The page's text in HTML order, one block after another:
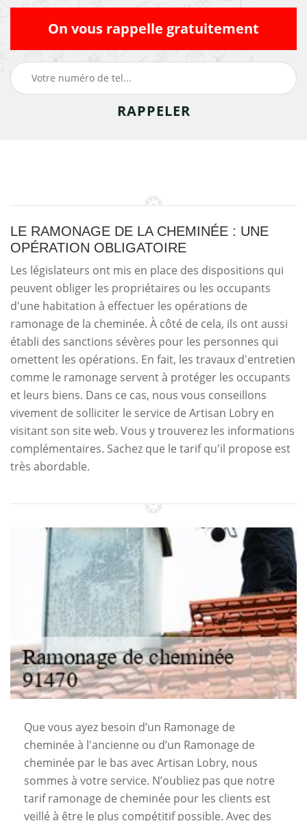
On vous rappelle gratuitement
LE RAMONAGE DE LA CHEMINÉE : UNE
OPÉRATION OBLIGATOIRE
Les législateurs ont mis en place des dispositions qui
peuvent obliger les propriétaires ou les occupants
d'une habitation à effectuer les opérations de
ramonage de la cheminée. À côté de cela, ils ont aussi
établi des sanctions sévères pour les personnes qui
omettent les opérations. En fait, les travaux d'entretien
comme le ramonage servent à protéger les occupants
et leurs biens. Dans ce cas, nous vous conseillons
vivement de solliciter le service de Artisan Lobry en
visitant son site web. Vous y trouverez les informations
complémentaires. Sachez que le tarif qu'il propose est
très abordable.
Que vous ayez besoin d’un Ramonage de
cheminée à l'ancienne ou d’un Ramonage de
cheminée par le bas avec Artisan Lobry, nous
sommes à votre service. N’oubliez pas que notre
tarif ramonage de cheminée pour les clients est
veillé à être le plus compétitif possible. Avec des